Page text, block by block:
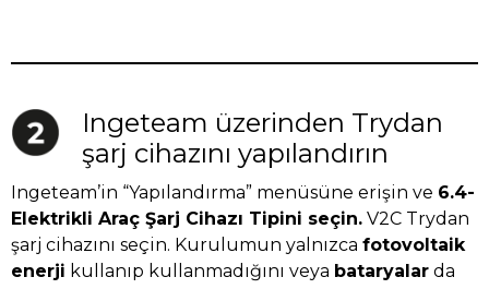
Ingeteam üzerinden Trydan
şarj cihazını yapılandırın
Ingeteam’in “Yapılandırma” menüsüne erişin ve 6.4-
Elektrikli Araç Şarj Cihazı Tipini seçin. V2C Trydan
şarj cihazını seçin. Kurulumun yalnızca fotovoltaik
enerji kullanıp kullanmadığını veya bataryalar da